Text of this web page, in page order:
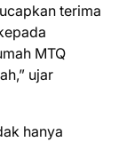
terima
MTQ
ujar
hanya